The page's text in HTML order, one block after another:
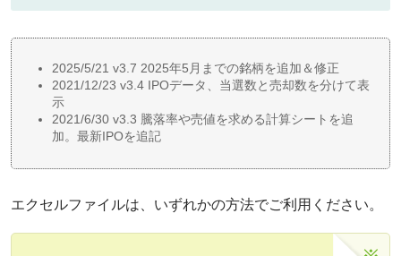
2025/5/21 v3.7 2025年5月までの銘柄を追加＆修正
2021/12/23 v3.4 IPOデータ、当選数と売却数を分けて表
示
2021/6/30 v3.3 騰落率や売値を求める計算シートを追
加。最新IPOを追記
エクセルファイルは、いずれかの方法でご利用ください。